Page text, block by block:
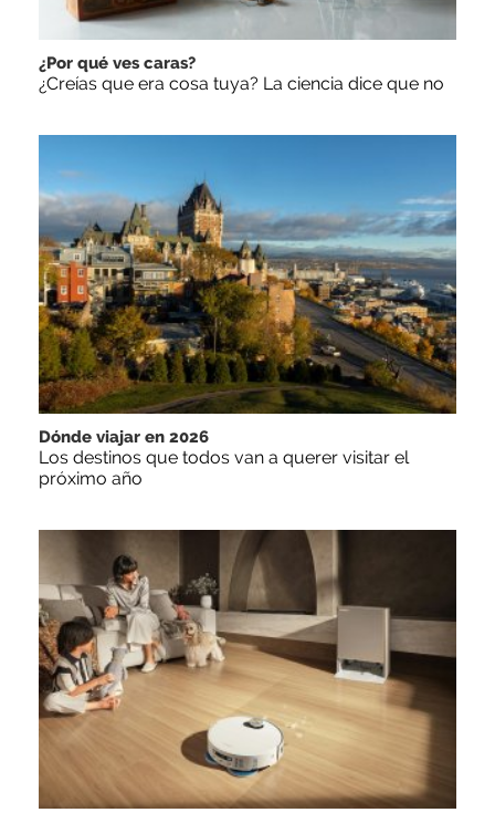
¿Por qué ves caras?
¿Creías que era cosa tuya? La ciencia dice que no
Dónde viajar en 2026
Los destinos que todos van a querer visitar el
próximo año